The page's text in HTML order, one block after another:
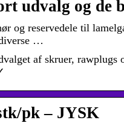
udvalg og de
og reservedele til
…
af skruer,
pk – JYSK